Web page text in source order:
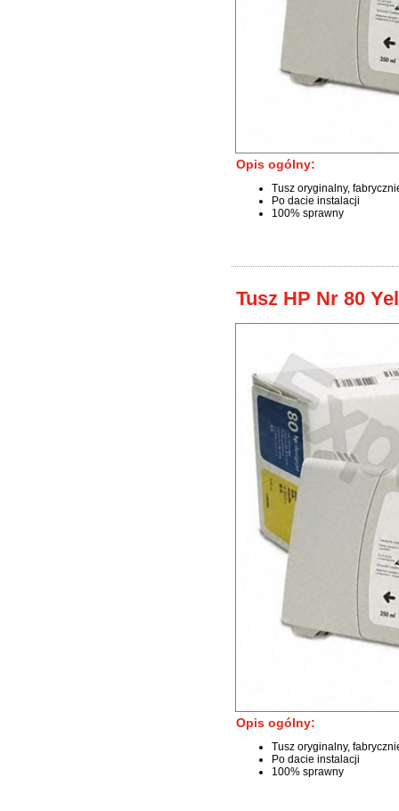
Opis ogólny:
Tusz oryginalny,
Po dacie instalacji
100% sprawny
Tusz HP Nr 80
Opis ogólny:
Tusz oryginalny,
Po dacie instalacji
100% sprawny